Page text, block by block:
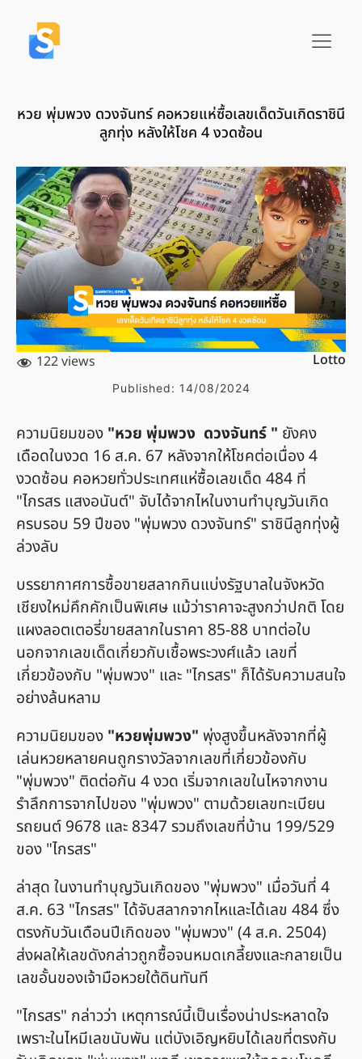
หวย พุ่มพวง ดวงจันทร์ คอหวยแห่ซื้อเลขเด็ดวันเกิดราชินี
ลูกทุ่ง หลังให้โชค 4 งวดซ้อน
122 views Lotto
Published: 14/08/2024
ความนิยมของ "หวย พุ่มพวง ดวงจันทร์ " ยังคง
เดือดในงวด 16 ส.ค. 67 หลังจากให้โชคต่อเนื่อง 4
งวดซ้อน คอหวยทั่วประเทศแห่ซื้อเลขเด็ด 484 ที่
"ไกรสร แสงอนันต์" จับได้จากไหในงานทำบุญวันเกิด
ครบรอบ 59 ปีของ "พุ่มพวง ดวงจันทร์" ราชินีลูกทุ่งผู้
ล่วงลับ
บรรยากาศการซื้อขายสลากกินแบ่งรัฐบาลในจังหวัด
เชียงใหม่คึกคักเป็นพิเศษ แม้ว่าราคาจะสูงกว่าปกติ โดย
แผงลอตเตอรี่ขายสลากในราคา 85-88 บาทต่อใบ
นอกจากเลขเด็ดเกี่ยวกับเชื้อพระวงศ์แล้ว เลขที่
เกี่ยวข้องกับ "พุ่มพวง" และ "ไกรสร" ก็ได้รับความสนใจ
อย่างล้นหลาม
ความนิยมของ "หวยพุ่มพวง" พุ่งสูงขึ้นหลังจากที่ผู้
เล่นหวยหลายคนถูกรางวัลจากเลขที่เกี่ยวข้องกับ
"พุ่มพวง" ติดต่อกัน 4 งวด เริ่มจากเลขในไหจากงาน
รำลึกการจากไปของ "พุ่มพวง" ตามด้วยเลขทะเบียน
รถยนต์ 9678 และ 8347 รวมถึงเลขที่บ้าน 199/529
ของ "ไกรสร"
ล่าสุด ในงานทำบุญวันเกิดของ "พุ่มพวง" เมื่อวันที่ 4
ส.ค. 63 "ไกรสร" ได้จับสลากจากไหและได้เลข 484 ซึ่ง
ตรงกับวันเดือนปีเกิดของ "พุ่มพวง" (4 ส.ค. 2504)
ส่งผลให้เลขดังกล่าวถูกซื้อจนหมดเกลี้ยงและกลายเป็น
เลขอั้นของเจ้ามือหวยใต้ดินทันที
"ไกรสร" กล่าวว่า เหตุการณ์นี้เป็นเรื่องน่าประหลาดใจ
เพราะในไหมีเลขนับพัน แต่บังเอิญหยิบได้เลขที่ตรงกับ